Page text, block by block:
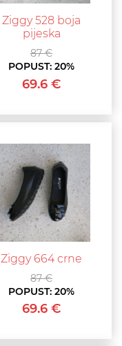
Ziggy 528 boja
pijeska
87 €
POPUST:20%
69.6 €
Ziggy 664 crne
87 €
POPUST:20%
69.6 €